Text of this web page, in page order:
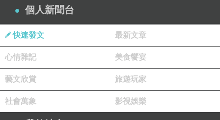
通常都是老板，
能不能獲得老板的青睞，
5.工作性質只有跟先前一模一樣，
個人新聞台
快速發文 最新文章
心情雜記 美食饗宴
藝文欣賞 旅遊玩家
社會萬象 影視娛樂